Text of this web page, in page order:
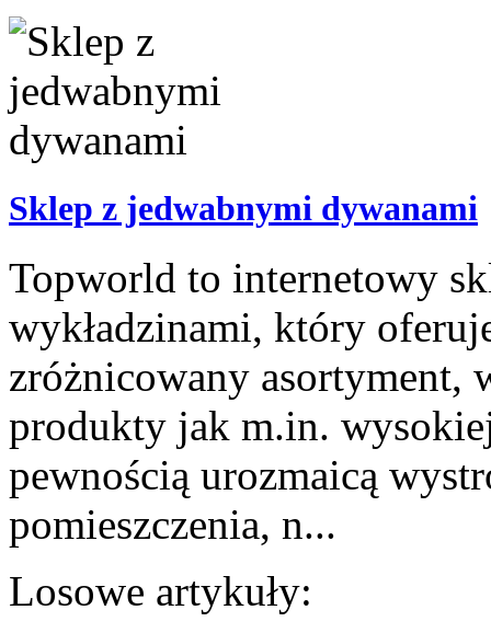
Sklep z jedwabnymi dywanami
Topworld to internetowy
wykładzinami, który
zróżnicowany asortyment,
produkty jak m.in.
pewnością urozmaicą
pomieszczenia, n...
Losowe artykuły: